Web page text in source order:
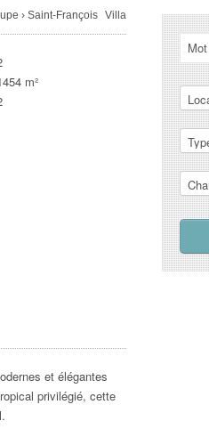
› Saint-François Villa
m²
et élégantes
privilégié, cette